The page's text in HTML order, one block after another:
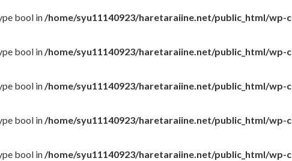
bool in/home/syu11140923/haretaraiine.net/public_html/
bool in/home/syu11140923/haretaraiine.net/public_html/
bool in/home/syu11140923/haretaraiine.net/public_html/
bool in/home/syu11140923/haretaraiine.net/public_html/
bool in/home/syu11140923/haretaraiine.net/public_html/